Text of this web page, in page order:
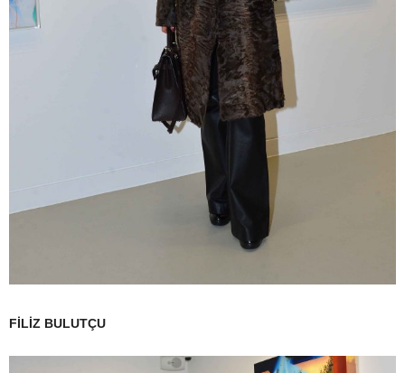
FİLİZ BULUTÇU